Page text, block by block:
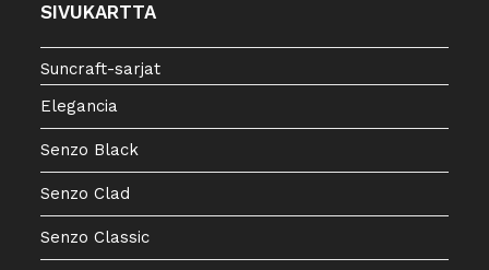
SIVUKARTTA
Suncraft-sarjat
Elegancia
Senzo Black
Senzo Clad
Senzo Classic